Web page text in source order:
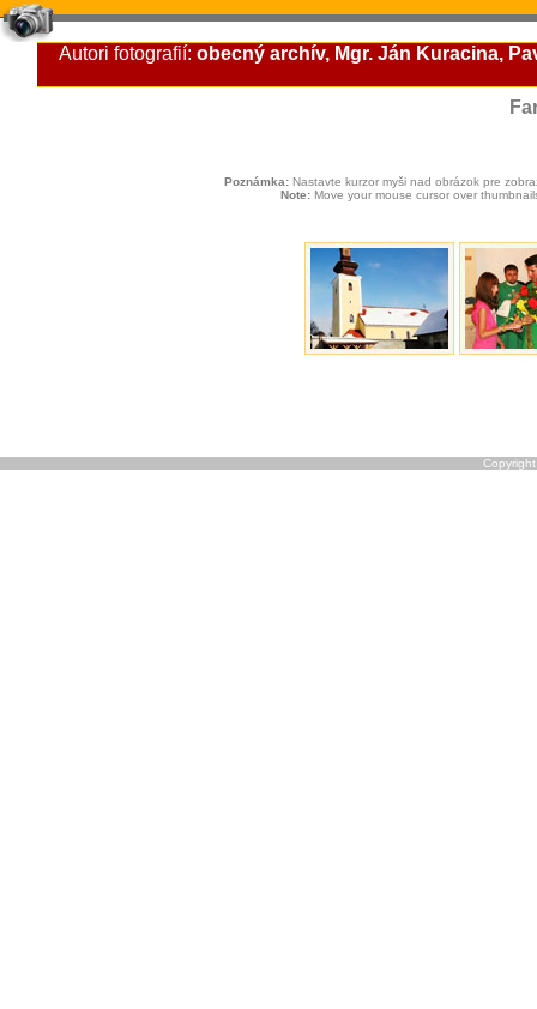
Autori fotografií: obecný archív, Mgr. Ján Kuracina,
Poznámka:Nastavte kurzor myši nad obrázok pre
Note: Move your mouse cursor over